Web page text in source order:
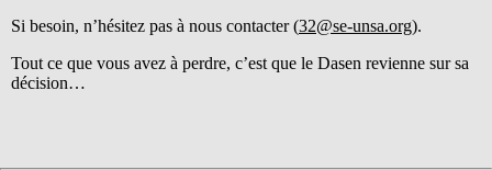
Si besoin, n’hésitez pas à nous contacter (32@se-unsa.org).
Tout ce que vous avez à perdre, c’est que le Dasen revienne sur sa
décision…